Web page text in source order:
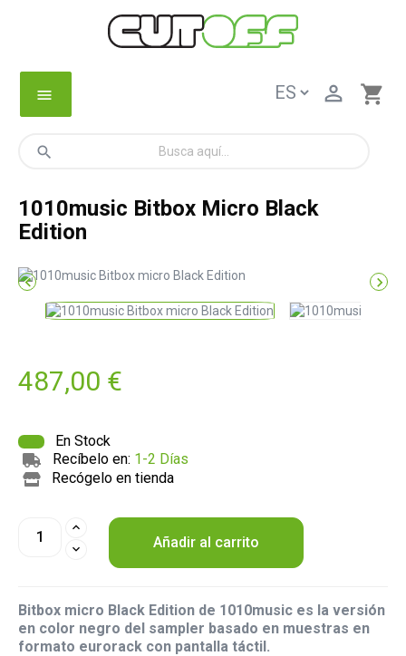
menu shopping_cart

search
1010music Bitbox Micro Black
Edition
 
487,00 €
En Stock
Recíbelo en: 1-2 Días
Recógelo en tienda
Añadir al carrito
Bitbox micro Black Edition de 1010music es la versión
en color negro del sampler basado en muestras en
formato eurorack con pantalla táctil.